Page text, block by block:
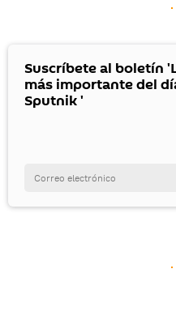
Suscríbete al boletín
más importante del
Sputnik '